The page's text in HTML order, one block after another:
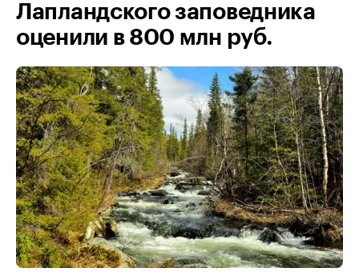
Лапландского заповедника
оценили в 800 млн руб.